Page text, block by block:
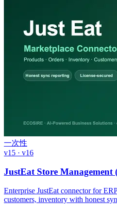
一次性
v15 · v16
JustEat Store Management
Enterprise JustEat connector for
customers, inventory with honest